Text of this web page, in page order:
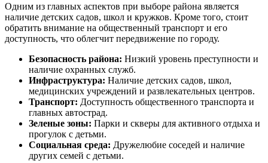
Одним из главных аспектов при выборе района является
наличие детских садов, школ и кружков. Кроме того, стоит
обратить внимание на общественный транспорт и его
доступность, что облегчит передвижение по городу.
Безопасность района: Низкий уровень преступности и
наличие охранных служб.
Инфраструктура: Наличие детских садов, школ,
медицинских учреждений и развлекательных центров.
Транспорт: Доступность общественного транспорта и
главных автострад.
Зеленые зоны: Парки и скверы для активного отдыха и
прогулок с детьми.
Социальная среда: Дружелюбие соседей и наличие
других семей с детьми.